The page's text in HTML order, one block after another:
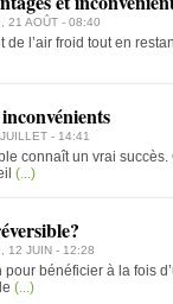
21 AOÛT - 08:40
l’air froid tout en
- 14:41
connaît un vrai
(...)
12 JUIN - 12:28
bénéficier à la fois
(...)